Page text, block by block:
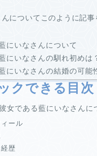
についてこのように記事
にいなさんについて
にいなさんの馴れ初めは
にいなさんの結婚の可能
クできる目次
女である藍にいなさんに
ール
歴